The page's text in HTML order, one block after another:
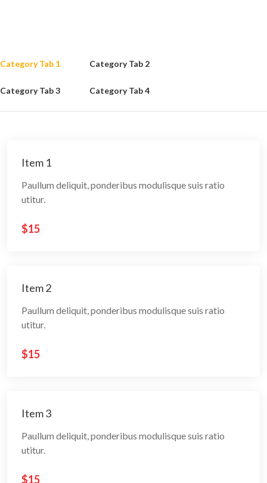
Category Tab 1 Category Tab 2
Category Tab 3 Category Tab 4
Item 1
Paullum deliquit, ponderibus modulisque suis ratio
utitur.
$15
Item 2
Paullum deliquit, ponderibus modulisque suis ratio
utitur.
$15
Item 3
Paullum deliquit, ponderibus modulisque suis ratio
utitur.
$15